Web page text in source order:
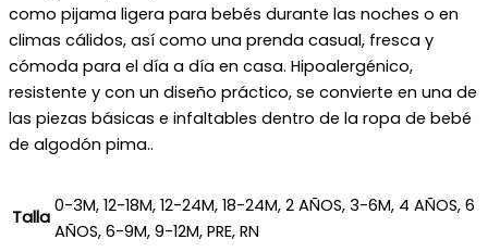
como pijama ligera para bebés durante las noches o en
climas cálidos, así como una prenda casual, fresca y
cómoda para el día a día en casa. Hipoalergénico,
resistente y con un diseño práctico, se convierte en una de
las piezas básicas e infaltables dentro de la ropa de bebé
de algodón pima..
Talla
0-3M, 12-18M, 12-24M, 18-24M, 2 AÑOS, 3-6M, 4 AÑOS, 6
AÑOS, 6-9M, 9-12M, PRE, RN